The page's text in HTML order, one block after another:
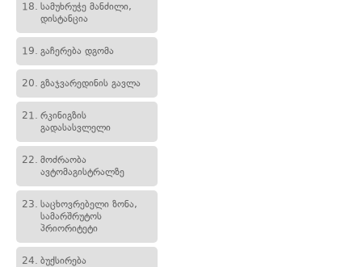
18. სამუხრუჭე მანძილი,
დისტანცია
19. გაჩერება დგომა
20. გზაჯვარედინის გავლა
21. რკინიგზის
გადასასვლელი
22. მოძრაობა
ავტომაგისტრალზე
23. საცხოვრებელი ზონა,
სამარშრუტოს
პრიორიტეტი
24. ბუქსირება